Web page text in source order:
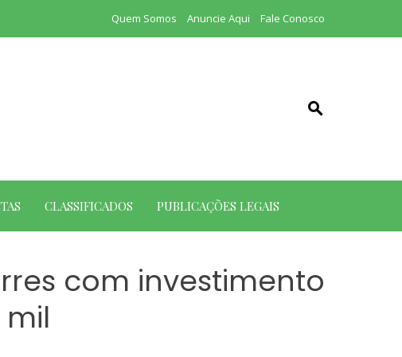
Quem Somos Anuncie Aqui Fale Conosco
CLASSIFICADOS PUBLICAÇÕES LEGAIS
com investimento